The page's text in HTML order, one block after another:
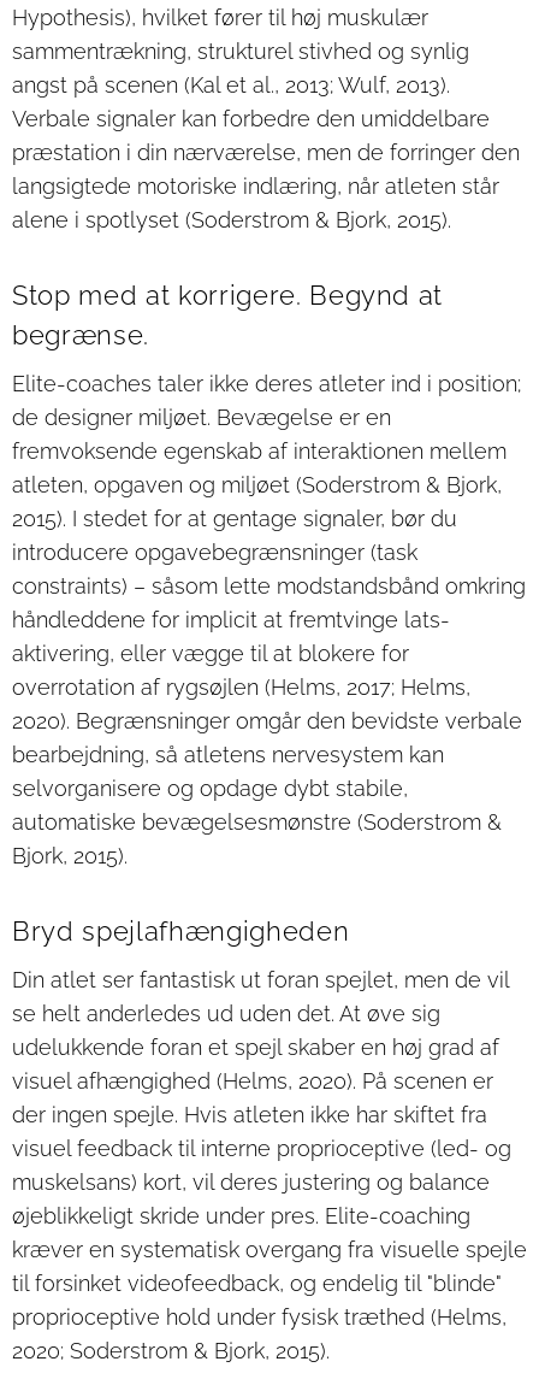
Hypothesis), hvilket fører til høj muskulær
sammentrækning, strukturel stivhed og synlig
angst på scenen (Kal et al., 2013; Wulf, 2013).
Verbale signaler kan forbedre den umiddelbare
præstation i din nærværelse, men de forringer den
langsigtede motoriske indlæring, når atleten står
alene i spotlyset (Soderstrom & Bjork, 2015).
Stop med at korrigere. Begynd at
begrænse.
Elite-coaches taler ikke deres atleter ind i position;
de designer miljøet. Bevægelse er en
fremvoksende egenskab af interaktionen mellem
atleten, opgaven og miljøet (Soderstrom & Bjork,
2015). I stedet for at gentage signaler, bør du
introducere opgavebegrænsninger (task
constraints) – såsom lette modstandsbånd omkring
håndleddene for implicit at fremtvinge lats-
aktivering, eller vægge til at blokere for
overrotation af rygsøjlen (Helms, 2017; Helms,
2020). Begrænsninger omgår den bevidste verbale
bearbejdning, så atletens nervesystem kan
selvorganisere og opdage dybt stabile,
automatiske bevægelsesmønstre (Soderstrom &
Bjork, 2015).
Bryd spejlafhængigheden
Din atlet ser fantastisk ut foran spejlet, men de vil
se helt anderledes ud uden det. At øve sig
udelukkende foran et spejl skaber en høj grad af
visuel afhængighed (Helms, 2020). På scenen er
der ingen spejle. Hvis atleten ikke har skiftet fra
visuel feedback til interne proprioceptive (led- og
muskelsans) kort, vil deres justering og balance
øjeblikkeligt skride under pres. Elite-coaching
kræver en systematisk overgang fra visuelle spejle
til forsinket videofeedback, og endelig til "blinde"
proprioceptive hold under fysisk træthed (Helms,
2020; Soderstrom & Bjork, 2015).